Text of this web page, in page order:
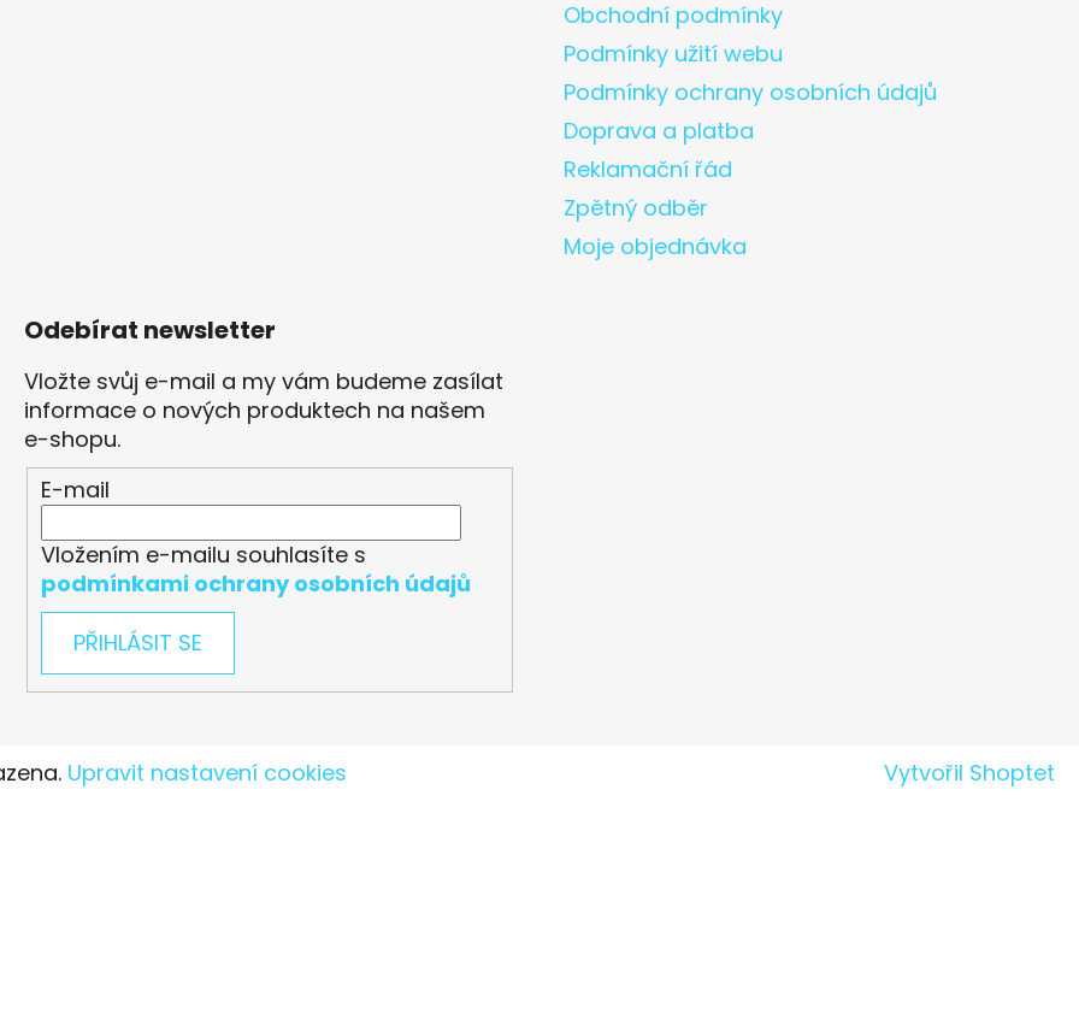
Obchodní podmínky
Podmínky užití webu
Podmínky ochrany osobních údajů
Doprava a platba
Reklamační řád
Zpětný odběr
Moje objednávka
Odebírat newsletter
Vložte svůj e-mail a my vám budeme zasílat
informace o nových produktech na našem
e-shopu.
E-mail
Vložením e-mailu souhlasíte s
podmínkami ochrany osobních údajů
PŘIHLÁSIT SE
Vytvořil Shoptet
Upravit nastavení cookies